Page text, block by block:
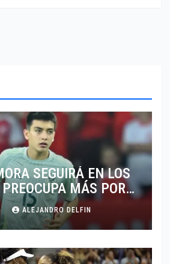
SEGUIRÁ EN LOS
PREOCUPA MÁS POR
EQUIPO.
ALEJANDRO DELFIN